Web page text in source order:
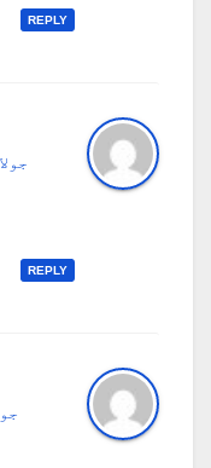
REPLY
جولائی 28,
REPLY
جولائی